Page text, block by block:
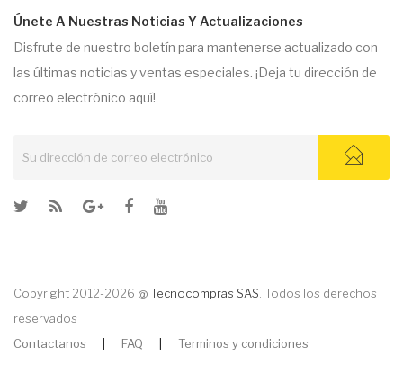
Únete A Nuestras Noticias Y Actualizaciones
Disfrute de nuestro boletín para mantenerse actualizado con
las últimas noticias y ventas especiales. ¡Deja tu dirección de
correo electrónico aquí!
Copyright 2012-2026 @ Tecnocompras SAS . Todos los derechos
reservados
Contactanos
FAQ Terminos y condiciones